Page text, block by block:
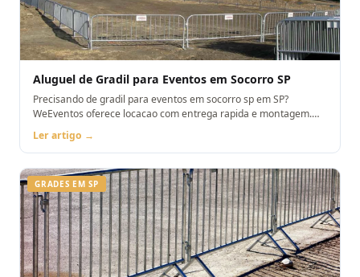
Aluguel de Gradil para Eventos em Socorro SP
Precisando de gradil para eventos em socorro sp em SP?
WeEventos oferece locacao com entrega rapida e montagem.
Orcamento pelo WhatsApp.
Ler artigo →
GRADES EM SP